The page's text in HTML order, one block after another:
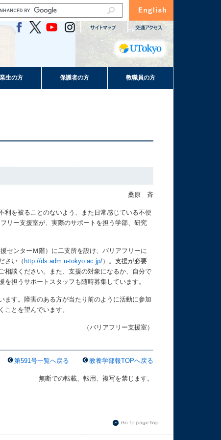
生の方 保護者の方 教職員の方
桑原 斉
を被ることのないよう、また日常感じている不便
リー支援室が、実際のサポートを担う学部、研究
センターＭ階）に二支所を設け、バリアフリーに
さい（ http://ds.adm.u-tokyo.ac.jp/）。支援が必要
相談ください。また、支援の対象になるか、自分で
担うサポートスタッフも随時募集しています。
す。障害のある方が当たり前のように活動に参加
とを望んでいます。
（バリアフリー支援室）
第591号一覧へ戻る 教養学部報TOPへ戻る
無断での転載、転用、複写を禁じます。